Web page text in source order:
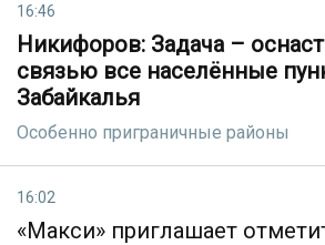
16:46
Никифоров: Задача –
связью все населённые
Забайкалья
Особенно приграничные районы
16:02
«Макси» приглашает